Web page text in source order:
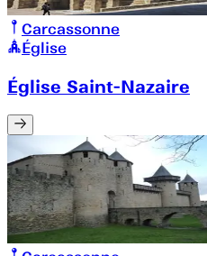
Carcassonne
Église
Église Saint-Nazaire